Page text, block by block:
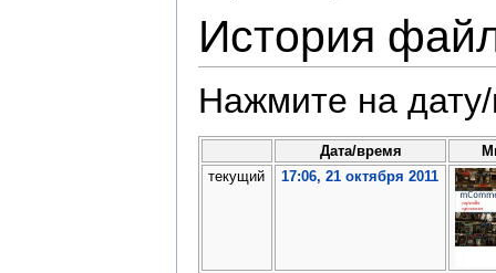
История
Нажмите на
Дата/время
текущий
17:06, 21 октября 2011